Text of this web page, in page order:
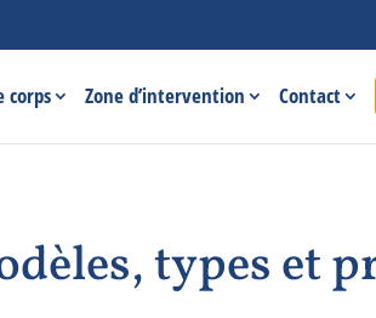
corps Zone d’intervention Contact
types et